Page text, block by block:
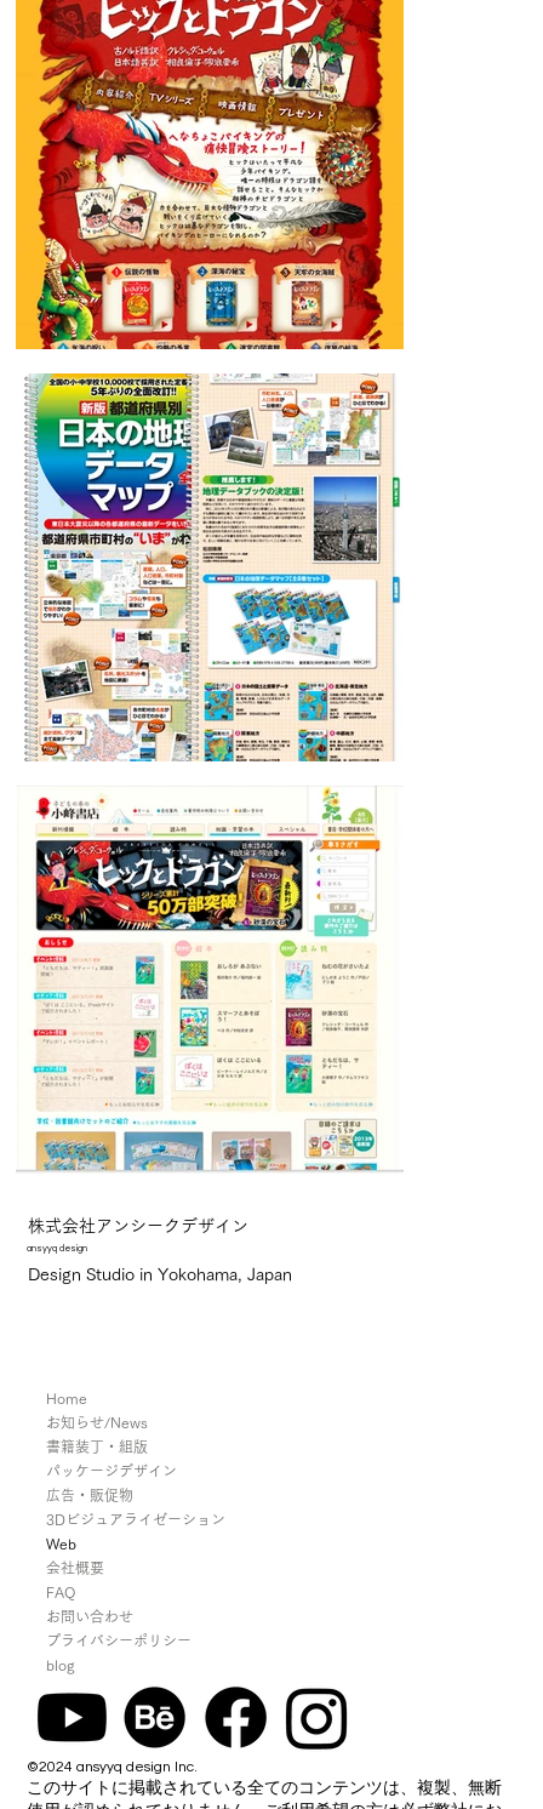
株式会社アンシークデザイン
ansyyq design
Design Studio in Yokohama, Japan
Home
お知らせ/News
書籍装丁・組版
パッケージデザイン
広告・販促物
3Dビジュアライゼーション
Web
会社概要
FAQ
お問い合わせ
プライバシーポリシー
blog
©2024 ansyyq design Inc.
このサイトに掲載されている全てのコンテンツは、複製、無断